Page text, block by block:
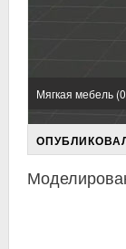
Мягкая мебель